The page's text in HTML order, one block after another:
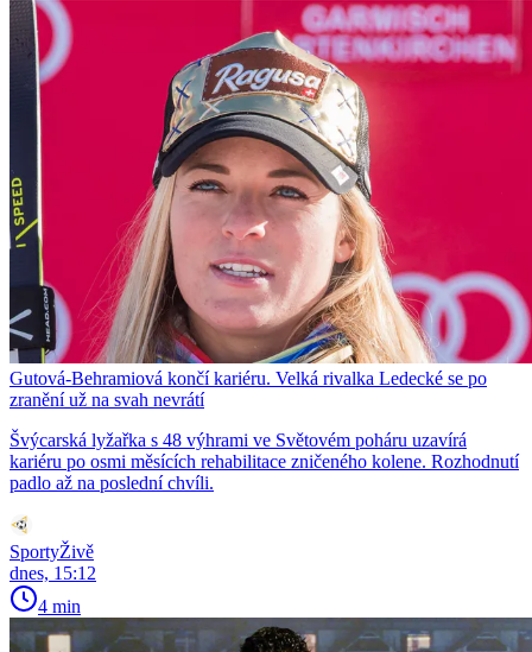
Gutová-Behramiová končí kariéru. Velká rivalka Ledecké se po
zranění už na svah nevrátí
Švýcarská lyžařka s 48 výhrami ve Světovém poháru uzavírá
kariéru po osmi měsících rehabilitace zničeného kolene. Rozhodnutí
padlo až na poslední chvíli.
SportyŽivě
dnes, 15:12
4 min